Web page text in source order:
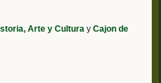
Arte y Cultura y Cajon de